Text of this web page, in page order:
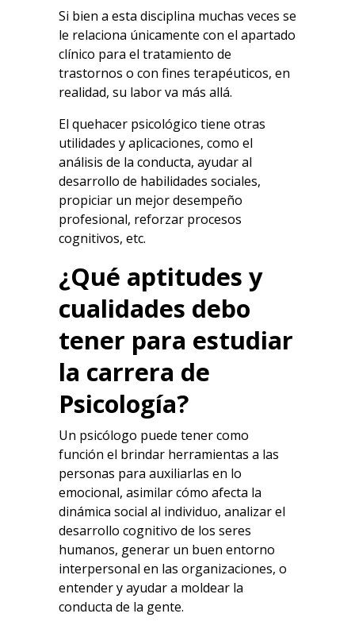
Si bien a esta disciplina muchas veces se
le relaciona únicamente con el apartado
clínico para el tratamiento de
trastornos o con fines terapéuticos, en
realidad, su labor va más allá.
El quehacer psicológico tiene otras
utilidades y aplicaciones, como el
análisis de la conducta, ayudar al
desarrollo de habilidades sociales,
propiciar un mejor desempeño
profesional, reforzar procesos
cognitivos, etc.
¿Qué aptitudes y
cualidades debo
tener para estudiar
la carrera de
Psicología?
Un psicólogo puede tener como
función el brindar herramientas a las
personas para auxiliarlas en lo
emocional, asimilar cómo afecta la
dinámica social al individuo, analizar el
desarrollo cognitivo de los seres
humanos, generar un buen entorno
interpersonal en las organizaciones, o
entender y ayudar a moldear la
conducta de la gente.